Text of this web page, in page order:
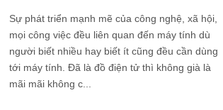
Sự phát triển mạnh mẽ của công nghệ, xã hội,
mọi công việc đều liên quan đến máy tính dù
người biết nhiều hay biết ít cũng đều cần dùng
tới máy tính. Đã là đồ điện tử thì không già là
mãi mãi không c...